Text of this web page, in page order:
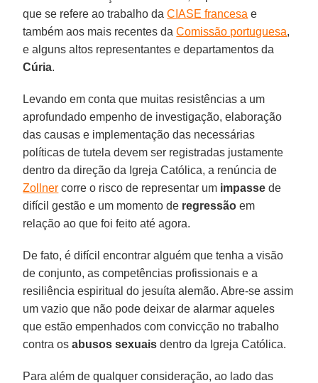
que se refere ao trabalho daCIASE francesa e
também aos mais recentes daComissão portuguesa,
e alguns altos representantes e departamentos da
Cúria.
Levando em conta que muitas resistências a um
aprofundado empenho de investigação, elaboração
das causas e implementação das necessárias
políticas de tutela devem ser registradas justamente
dentro da direção da Igreja Católica, a renúncia de
Zollner corre o risco de representar um impasse de
difícil gestão e um momento de regressão em
relação ao que foi feito até agora.
De fato, é difícil encontrar alguém que tenha a visão
de conjunto, as competências profissionais e a
resiliência espiritual do jesuíta alemão. Abre-se assim
um vazio que não pode deixar de alarmar aqueles
que estão empenhados com convicção no trabalho
contra osabusos sexuais dentro da Igreja Católica.
Para além de qualquer consideração, ao lado das